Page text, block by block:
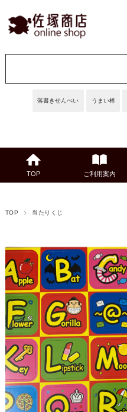
落書きせんべい うまい棒
TOP ご利用案内
TOP 当たりくじ